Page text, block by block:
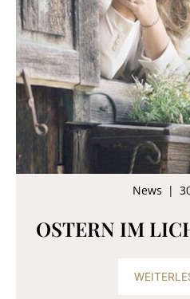
News |
OSTERN IM